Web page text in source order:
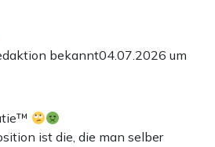
bekannt04.07.2026 um
ist die, die man selber